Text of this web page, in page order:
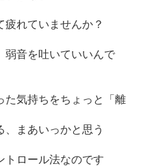
れていませんか？
弱音を吐いていいんで
た気持ちをちょっと「離
まあいっかと思う
トロール法なのです